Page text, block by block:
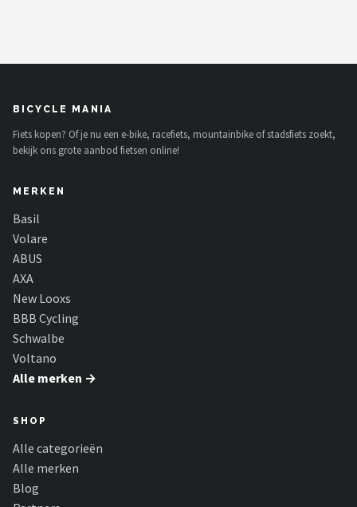
BICYCLE MANIA
Fiets kopen? Of je nu een e-bike, racefiets, mountainbike of stadsfiets zoekt,
bekijk ons grote aanbod fietsen online!
MERKEN
Basil
Volare
ABUS
AXA
New Looxs
BBB Cycling
Schwalbe
Voltano
Alle merken →
SHOP
Alle categorieën
Alle merken
Blog